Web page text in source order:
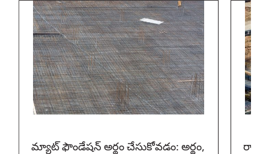
మ్యాట్ ఫౌండేషన్ అర్థం చేసుకోవడం: అర్థం,
రాఫ్ట్